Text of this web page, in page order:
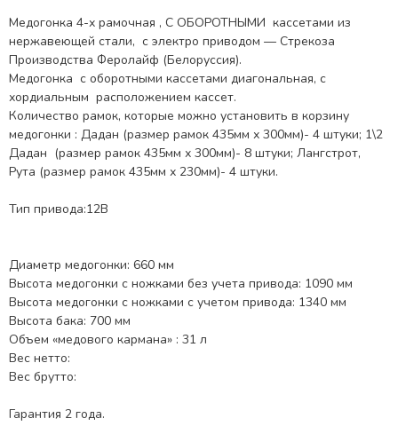
Медогонка 4-х рамочная , С ОБОРОТНЫМИ кассетами из
нержавеющей стали, с электро приводом — Стрекоза
Производства Феролайф (Белоруссия).
Медогонка с оборотными кассетами диагональная, с
хордиальным расположением кассет.
Количество рамок, которые можно установить в корзину
медогонки : Дадан (размер рамок 435мм х 300мм)- 4 штуки; 1\2
Дадан (размер рамок 435мм х 300мм)- 8 штуки; Лангстрот,
Рута (размер рамок 435мм х 230мм)- 4 штуки.
Тип привода:12В
Диаметр медогонки: 660 мм
Высота медогонки с ножками без учета привода: 1090 мм
Высота медогонки с ножками с учетом привода: 1340 мм
Высота бака: 700 мм
Объем «медового кармана» : 31 л
Вес нетто:
Вес брутто:
Гарантия 2 года.